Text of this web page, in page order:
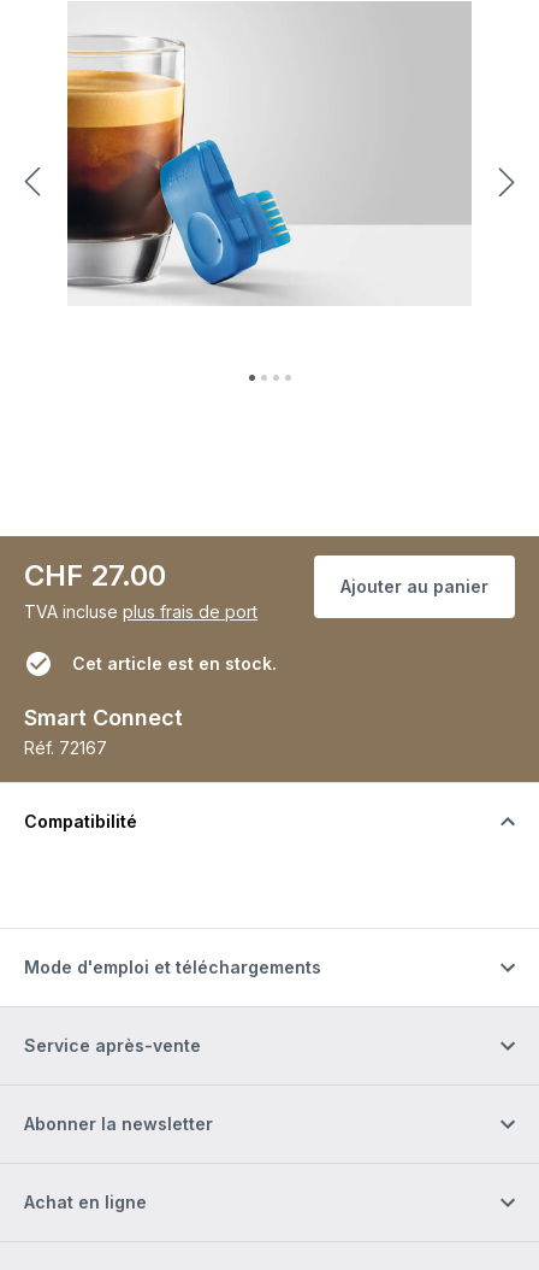
CHF 27.00
TVA incluse plus frais de port
Ajouter au panier
Cet article est en stock.
Smart Connect
Réf. 72167
Compatibilité
Mode d'emploi et téléchargements
Service après-vente
Abonner la newsletter
Achat en ligne